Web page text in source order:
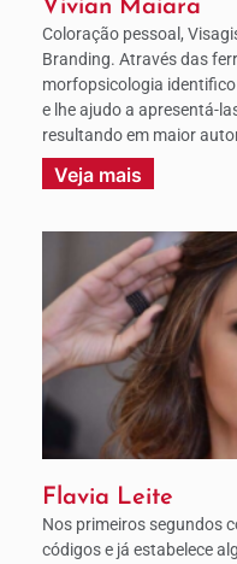
Vivian Maiara
Coloração pessoal,
Branding. Através das
morfopsicologia
e lhe ajudo a apresentá-
resultando em maior
Veja mais
Flavia Leite
Nos primeiros segundos
códigos e já estabelece